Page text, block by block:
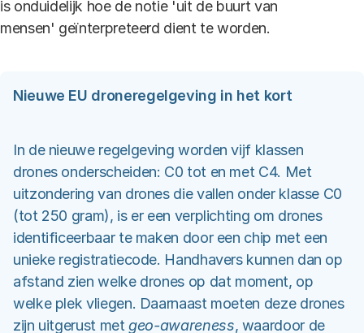
is onduidelijk hoe de notie 'uit de buurt van
mensen' geïnterpreteerd dient te worden.
Nieuwe EU droneregelgeving in het kort
In de nieuwe regelgeving worden vijf klassen
drones onderscheiden: C0 tot en met C4. Met
uitzondering van drones die vallen onder klasse C0
(tot 250 gram), is er een verplichting om drones
identificeerbaar te maken door een chip met een
unieke registratiecode. Handhavers kunnen dan op
afstand zien welke drones op dat moment, op
welke plek vliegen. Daarnaast moeten deze drones
zijn uitgerust met geo-awareness, waardoor de